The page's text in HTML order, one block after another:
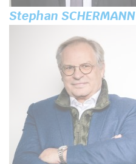
Stephan SCHERMANN